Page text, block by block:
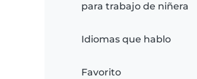
para trabajo de niñera
Idiomas que hablo
Favorito